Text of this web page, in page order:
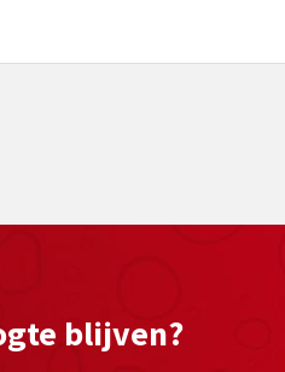
blijven?